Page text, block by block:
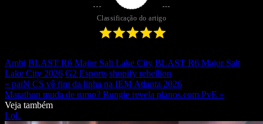
Classificação do artigo
Ambi BLAST R6 Major Salt Lake City BLAST R6 Major Salt
Lake City 2026 G2 Esports shopify rebellion
« paiN CS vê fim da linha na IEM Atlanta 2026
Marathon muda de rumo? Bungie revela planos com PvE »
Veja também
LoL